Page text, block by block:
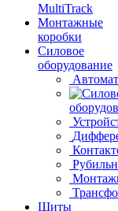
MultiTrack
Монтажные
коробки
Силовое
оборудование
Щиты